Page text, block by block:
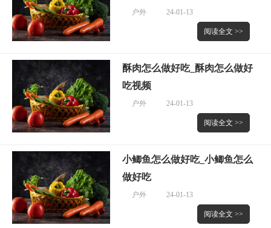
户外 24-01-13
阅读全文 >>
酥肉怎么做好吃_酥肉怎么做好
吃视频
户外 24-01-13
阅读全文 >>
小鲫鱼怎么做好吃_小鲫鱼怎么
做好吃
户外 24-01-13
阅读全文 >>